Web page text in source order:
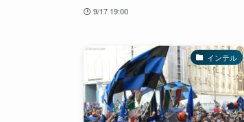
9/17 19:00
インテル